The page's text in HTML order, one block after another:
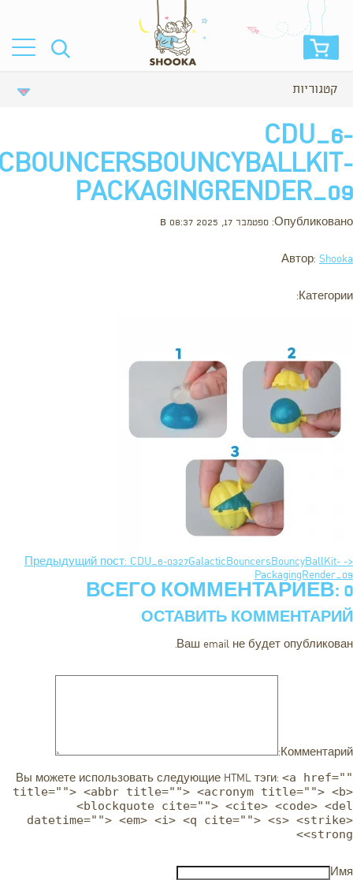
קטגוריות
CDU_6-
PACKAGINGRENDER_09
Опубликовано: ספטמבר 17, 2025 в 08:37
Автор: Shooka
Категории:
<- Предыдущий пост: CDU_6-0327GalacticBouncersBouncyBallKit-
PackagingRender_09
ВСЕГО КОММЕНТАРИЕВ: 0
ОСТАВИТЬ КОММЕНТАРИЙ
Ваш email не будет опубликован.
Комментарий:
Вы можете использовать следующие HTML тэги: <a href=""
title=""> <abbr title=""> <acronym title=""> <b>
<blockquote cite=""> <cite> <code> <del
datetime=""> <em> <i> <q cite=""> <s> <strike>
<strong>
Имя